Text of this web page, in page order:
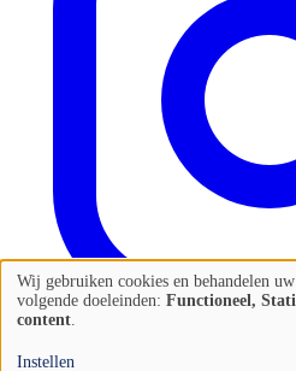
Gebruik
van
persoonlijke
Wij gebruiken cookies en behandelen
volgende doeleinden: Functioneel,
content
Instellen